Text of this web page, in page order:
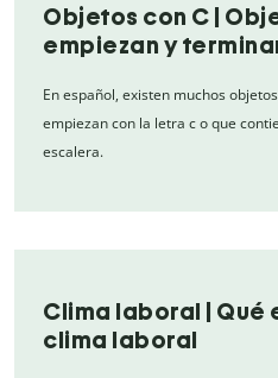
Objetos con C |
empiezan y
En español, existen muchos
empiezan con la letra c o que
escalera.
Clima laboral | Qué
clima laboral